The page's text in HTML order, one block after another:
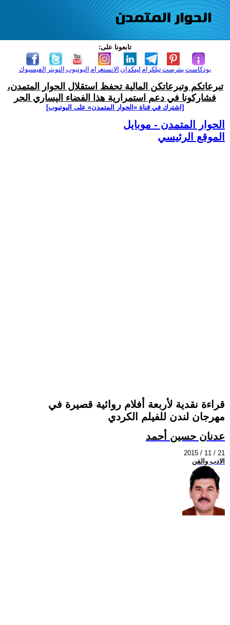
تابعونا على:
الفيسبوك التويتر اليوتيوب الانستغرام لينكدإن تيلكرامبنترست بودكاست
تبرعاتكم وتبرعاتكن المالية تحفظ استقلال الحوار المتمدن،
فشاركونا في دعم استمرارية هذا الفضاء اليساري الحر
[اشترك في قناة ‫«الحوار المتمدن» على اليوتيوب]
الحوار المتمدن - موبايل
الموقع الرئيسي
قراءة نقدية لأربعة أفلام روائية قصيرة في
مهرجان لندن للفيلم الكردي
عدنان حسين أحمد
2015 / 11 / 21
الادب والفن